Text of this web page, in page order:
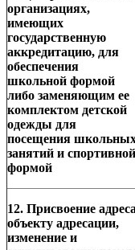
организациях,
имеющих
государственную
аккредитацию, для
обеспечения
школьной формой
либо заменяющим ее
комплектом детской
одежды для
посещения
занятий и спортивной
формой
12. Присвоение адреса
объекту адресации,
изменение и